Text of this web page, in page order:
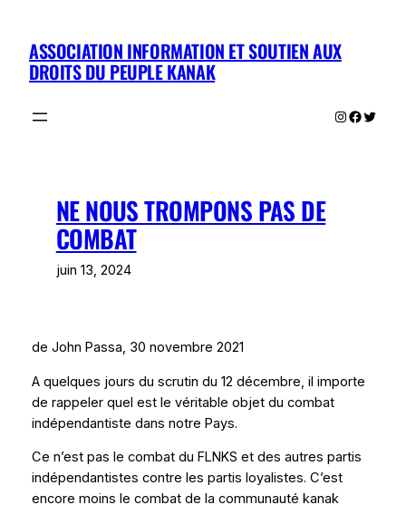
contenu
ASSOCIATION INFORMATION ET SOUTIEN AUX
DROITS DU PEUPLE KANAK
Instagram
Twitter
NE NOUS TROMPONS PAS DE
COMBAT
juin 13, 2024
de John Passa, 30 novembre 2021
A quelques jours du scrutin du 12 décembre, il importe
de rappeler quel est le véritable objet du combat
indépendantiste dans notre Pays.
Ce n’est pas le combat du FLNKS et des autres partis
indépendantistes contre les partis loyalistes. C’est
encore moins le combat de la communauté kanak